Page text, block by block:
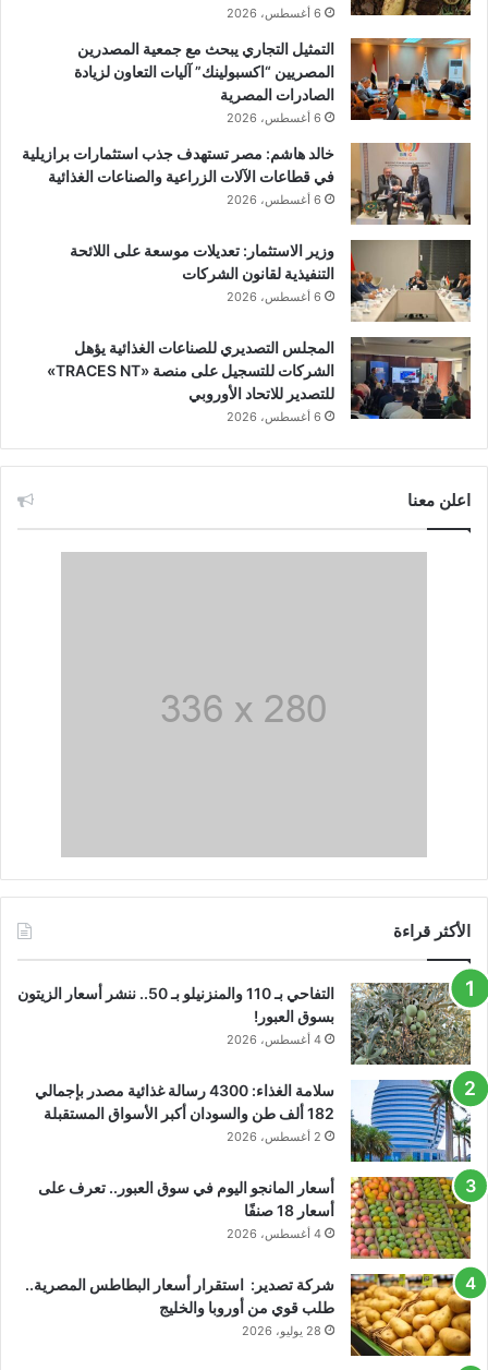
6 أغسطس، 2026
التمثيل التجاري يبحث مع جمعية المصدرين
المصريين “اكسبولينك” آليات التعاون لزيادة
الصادرات المصرية
6 أغسطس، 2026
خالد هاشم: مصر تستهدف جذب استثمارات برازيلية
في قطاعات الآلات الزراعية والصناعات الغذائية
6 أغسطس، 2026
وزير الاستثمار: تعديلات موسعة على اللائحة
التنفيذية لقانون الشركات
6 أغسطس، 2026
المجلس التصديري للصناعات الغذائية يؤهل
الشركات للتسجيل على منصة «TRACES NT»
للتصدير للاتحاد الأوروبي
6 أغسطس، 2026
اعلن معنا
الأكثر قراءة
التفاحي بـ 110 والمنزنيلو بـ 50.. ننشر أسعار الزيتون
بسوق العبور!
4 أغسطس، 2026
سلامة الغذاء: 4300 رسالة غذائية مصدر بإجمالي
182 ألف طن والسودان أكبر الأسواق المستقبلة
2 أغسطس، 2026
أسعار المانجو اليوم في سوق العبور.. تعرف على
أسعار 18 صنفًا
4 أغسطس، 2026
شركة تصدير: استقرار أسعار البطاطس المصرية..
طلب قوي من أوروبا والخليج
28 يوليو، 2026